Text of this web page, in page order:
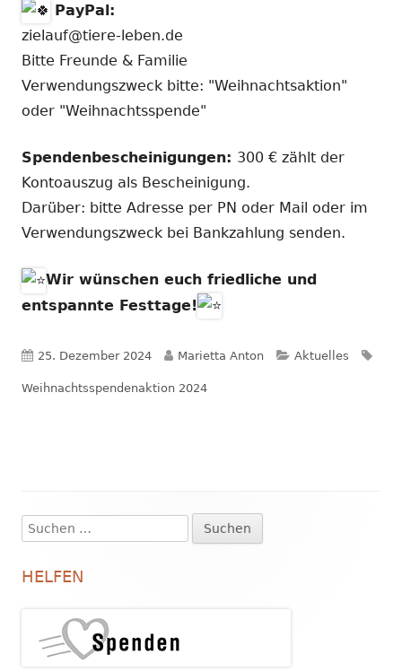
PayPal:
zielauf@tiere-leben.de
Bitte Freunde & Familie
Verwendungszweck bitte: "Weihnachtsaktion"
oder "Weihnachtsspende"
Spendenbescheinigungen: 300 € zählt der
Kontoauszug als Bescheinigung.
Darüber: bitte Adresse per PN oder Mail oder im
Verwendungszweck bei Bankzahlung senden.
Wir wünschen euch friedliche und
entspannte Festtage!
Veröffentlicht
am
25. Dezember 2024 Autor
Marietta Anton Kategorien
Aktuelles
Weihnachtsspendenaktion 2024
Haupt-
Seitenleiste
Suchen
nach:
HELFEN